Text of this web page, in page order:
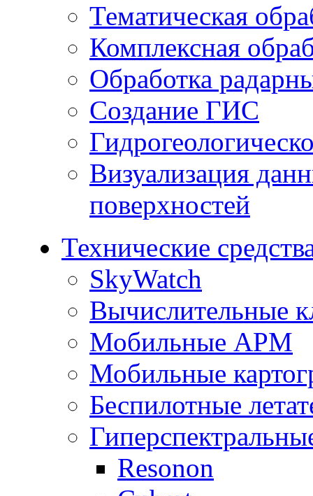
Тематическая
Комплексная
Обработка
Создание ГИС
Визуализация
поверхностей
Технические
SkyWatch
Вычислительные
Мобильные АРМ
Мобильные
Беспилотные
Resonon